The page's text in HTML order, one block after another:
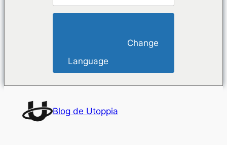
Language
contenido
Blog de Utoppia